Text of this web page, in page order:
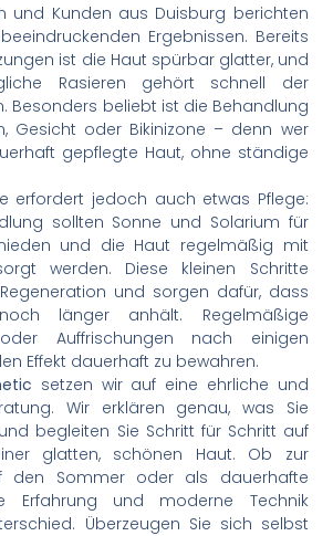
und Kunden aus Duisburg berichten
Ergebnissen. Bereits
ist die Haut spürbar glatter, und
Rasieren gehört schnell der
Besonders beliebt ist die Behandlung
Gesicht oder Bikinizone – denn wer
gepflegte Haut, ohne ständige
erfordert jedoch auch etwas Pflege:
sollten Sonne und Solarium für
und die Haut regelmäßig mit
werden. Diese kleinen Schritte
und sorgen dafür, dass
länger anhält. Regelmäßige
Auffrischungen nach einigen
Effekt dauerhaft zu bewahren.
setzen wir auf eine ehrliche und
Wir erklären genau, was Sie
begleiten Sie Schritt für Schritt auf
glatten, schönen Haut. Ob zur
den Sommer oder als dauerhafte
Erfahrung und moderne Technik
Überzeugen Sie sich selbst